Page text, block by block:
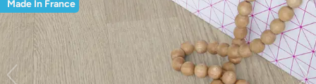
Made In France